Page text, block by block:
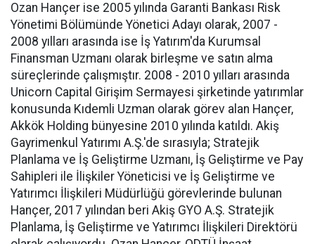
Ozan Hançer ise 2005 yılında Garanti Bankası Risk
Yönetimi Bölümünde Yönetici Adayı olarak, 2007 -
2008 yılları arasında ise İş Yatırım'da Kurumsal
Finansman Uzmanı olarak birleşme ve satın alma
süreçlerinde çalışmıştır. 2008 - 2010 yılları arasında
Unicorn Capital Girişim Sermayesi şirketinde yatırımlar
konusunda Kıdemli Uzman olarak görev alan Hançer,
Akkök Holding bünyesine 2010 yılında katıldı. Akiş
Gayrimenkul Yatırımı A.Ş.'de sırasıyla; Stratejik
Planlama ve İş Geliştirme Uzmanı, İş Geliştirme ve Pay
Sahipleri ile İlişkiler Yöneticisi ve İş Geliştirme ve
Yatırımcı İlişkileri Müdürlüğü görevlerinde bulunan
Hançer, 2017 yılından beri Akiş GYO A.Ş. Stratejik
Planlama, İş Geliştirme ve Yatırımcı İlişkileri Direktörü